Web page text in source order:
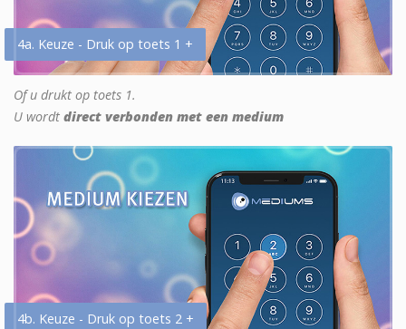
4a. Keuze - Druk op toets 1 +
Of u drukt op toets 1.
U wordt direct verbonden met een medium
4b. Keuze - Druk op toets 2 +